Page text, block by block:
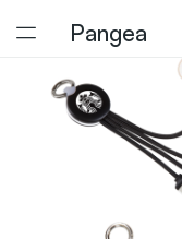
Pangea